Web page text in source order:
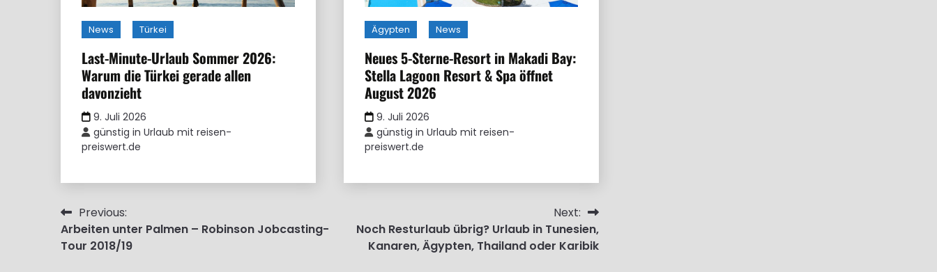
News Türkei
Last-Minute-Urlaub Sommer 2026:
Warum die Türkei gerade allen
davonzieht
9. Juli 2026
günstig in Urlaub mit reisen-
preiswert.de
Ägypten News
Neues 5-Sterne-Resort in Makadi Bay:
Stella Lagoon Resort & Spa öffnet
August 2026
9. Juli 2026
günstig in Urlaub mit reisen-
preiswert.de
Beitragsnavigation
Previous:
Arbeiten unter Palmen – Robinson Jobcasting-
Tour 2018/19
Next:
Noch Resturlaub übrig? Urlaub in Tunesien,
Kanaren, Ägypten, Thailand oder Karibik